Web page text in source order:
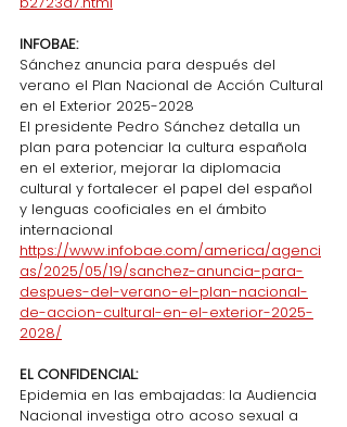
INFOBAE:
Sánchez anuncia para después del
verano el Plan Nacional de Acción Cultural
en el Exterior 2025-2028
El presidente Pedro Sánchez detalla un
plan para potenciar la cultura española
en el exterior, mejorar la diplomacia
cultural y fortalecer el papel del español
y lenguas cooficiales en el ámbito
internacional
https://www.infobae.com/america/agenci
as/2025/05/19/sanchez-anuncia-para-
despues-del-verano-el-plan-nacional-
de-accion-cultural-en-el-exterior-2025-
2028/
EL CONFIDENCIAL:
Epidemia en las embajadas: la Audiencia
Nacional investiga otro acoso sexual a